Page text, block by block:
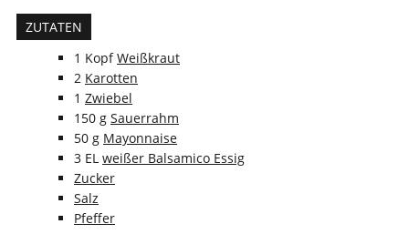
ZUTATEN
1 Kopf Weißkraut
2 Karotten
1 Zwiebel
150 g Sauerrahm
50 g Mayonnaise
3 EL weißer Balsamico Essig
Zucker
Salz
Pfeffer